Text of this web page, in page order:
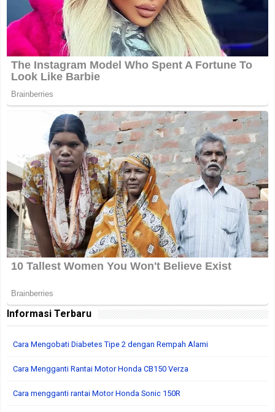
Informasi Terbaru
Cara Mengobati Diabetes Tipe 2 dengan Rempah Alami
Cara Mengganti Rantai Motor Honda CB150 Verza
Cara mengganti rantai Motor Honda Sonic 150R